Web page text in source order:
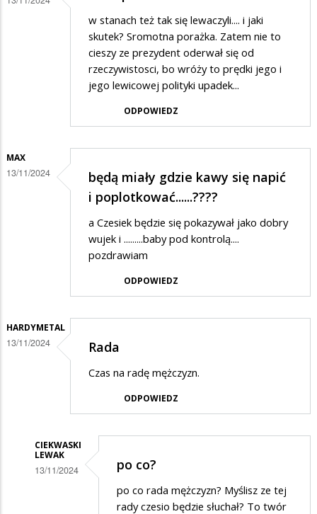
w stanach też tak się lewaczyli.... i jaki
skutek? Sromotna porażka. Zatem nie to
cieszy ze prezydent oderwał się od
rzeczywistosci, bo wróży to prędki jego i
jego lewicowej polityki upadek...
ODPOWIEDZ
MAX
13/11/2024
będą miały gdzie kawy się napić
i poplotkować......????
a Czesiek będzie się pokazywał jako dobry
wujek i .........baby pod kontrolą....
pozdrawiam
ODPOWIEDZ
HARDYMETAL
13/11/2024 Rada
Czas na radę mężczyzn.
ODPOWIEDZ
CIEKWASKI
LEWAK
13/11/2024 po co?
po co rada mężczyzn? Myślisz ze tej
rady czesio będzie słuchał? To twór